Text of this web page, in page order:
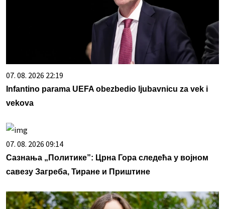
07. 08. 2026 22:19
Infantino parama UEFA obezbedio ljubavnicu za vek i
vekova
07. 08. 2026 09:14
Сазнања „Политике”: Црна Гора следећа у војном
савезу Загреба, Тиране и Приштине